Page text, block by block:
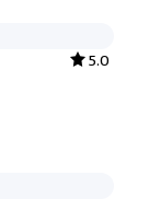
5.0